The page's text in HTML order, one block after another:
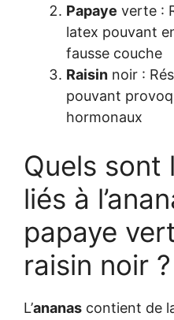
Papaye verte :
latex pouvant
fausse couche
Raisin noir :
pouvant
hormonaux
Quels sont
liés à
papaye
raisin noir ?
L’ananas contient de